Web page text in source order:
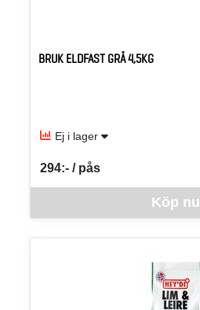
BRUK ELDFAST GRÅ 4,5KG
Ej i lager
Köp nu
294:- / pås
SEK per PÅS